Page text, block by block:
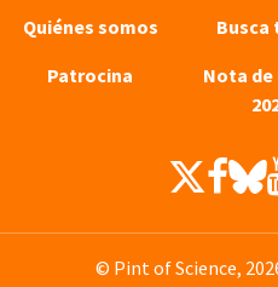
Quiénes somos Busca
Patrocina
Nota de
© Pint of Science,